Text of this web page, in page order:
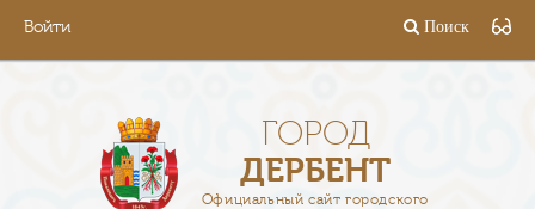
Войти Поиск
ГОРОД
ДЕРБЕНТ
Официальный сайт городского
АДМИНИСТРАЦИЯ